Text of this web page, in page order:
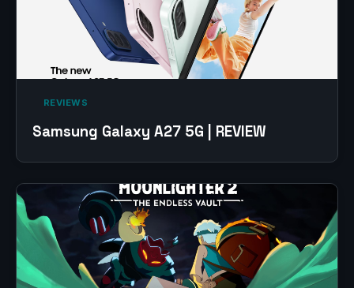
‎ REVIEWS‎
Samsung Galaxy A27 5G | REVIEW